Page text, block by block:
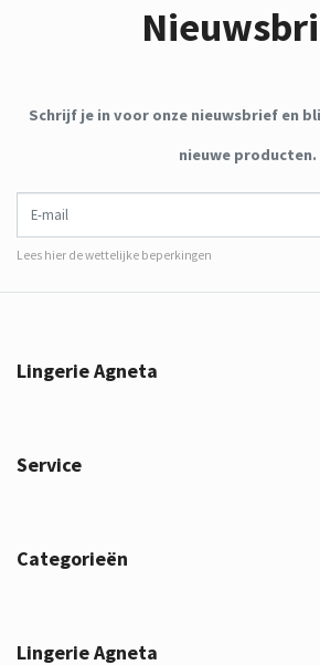
Schrijf je in voor onze nieuwsbrief en
nieuwe producten.
Lees hier de wettelijke beperkingen
Lingerie Agneta
Service
Categorieën
Lingerie Agneta